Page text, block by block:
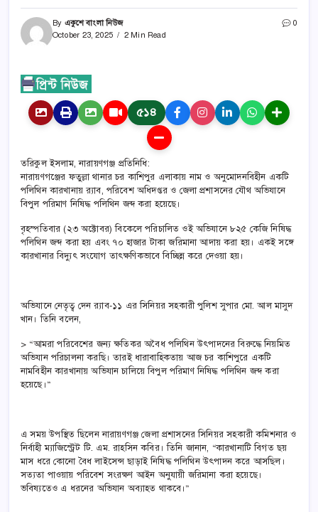
By একুশে বাংলা নিউজ
October 23, 2025
2 Min Read
0
৫১৪
তরিকুল ইসলাম, নারায়ণগঞ্জ প্রতিনিধি:
নারায়ণগঞ্জের ফতুল্লা থানার চর কাশিপুর এলাকায় নাম ও অনুমোদনবিহীন একটি
পলিথিন কারখানায় র‌্যাব, পরিবেশ অধিদপ্তর ও জেলা প্রশাসনের যৌথ অভিযানে
বিপুল পরিমাণ নিষিদ্ধ পলিথিন জব্দ করা হয়েছে।
বৃহস্পতিবার (২৩ অক্টোবর) বিকেলে পরিচালিত ওই অভিযানে ৮২৫ কেজি নিষিদ্ধ
পলিথিন জব্দ করা হয় এবং ৭০ হাজার টাকা জরিমানা আদায় করা হয়। একই সঙ্গে
কারখানার বিদ্যুৎ সংযোগ তাৎক্ষণিকভাবে বিচ্ছিন্ন করে দেওয়া হয়।
অভিযানে নেতৃত্ব দেন র‌্যাব-১১ এর সিনিয়র সহকারী পুলিশ সুপার মো. আল মাসুদ
খান। তিনি বলেন,
> “আমরা পরিবেশের জন্য ক্ষতিকর অবৈধ পলিথিন উৎপাদনের বিরুদ্ধে নিয়মিত
অভিযান পরিচালনা করছি। তারই ধারাবাহিকতায় আজ চর কাশিপুরে একটি
নামবিহীন কারখানায় অভিযান চালিয়ে বিপুল পরিমাণ নিষিদ্ধ পলিথিন জব্দ করা
হয়েছে।”
এ সময় উপস্থিত ছিলেন নারায়ণগঞ্জ জেলা প্রশাসনের সিনিয়র সহকারী কমিশনার ও
নির্বাহী ম্যাজিস্ট্রেট টি. এম. রাহসিন কবির। তিনি জানান, “কারখানাটি বিগত ছয়
মাস ধরে কোনো বৈধ লাইসেন্স ছাড়াই নিষিদ্ধ পলিথিন উৎপাদন করে আসছিল।
সত্যতা পাওয়ায় পরিবেশ সংরক্ষণ আইন অনুযায়ী জরিমানা করা হয়েছে।
ভবিষ্যতেও এ ধরনের অভিযান অব্যাহত থাকবে।”